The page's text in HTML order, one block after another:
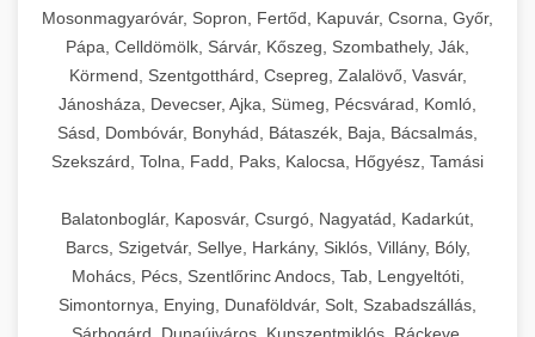
Mosonmagyaróvár, Sopron, Fertőd, Kapuvár, Csorna, Győr,
Pápa, Celldömölk, Sárvár, Kőszeg, Szombathely, Ják,
Körmend, Szentgotthárd, Csepreg, Zalalövő, Vasvár,
Jánosháza, Devecser, Ajka, Sümeg, Pécsvárad, Komló,
Sásd, Dombóvár, Bonyhád, Bátaszék, Baja, Bácsalmás,
Szekszárd, Tolna, Fadd, Paks, Kalocsa, Hőgyész, Tamási
Balatonboglár, Kaposvár, Csurgó, Nagyatád, Kadarkút,
Barcs, Szigetvár, Sellye, Harkány, Siklós, Villány, Bóly,
Mohács, Pécs, Szentlőrinc Andocs, Tab, Lengyeltóti,
Simontornya, Enying, Dunaföldvár, Solt, Szabadszállás,